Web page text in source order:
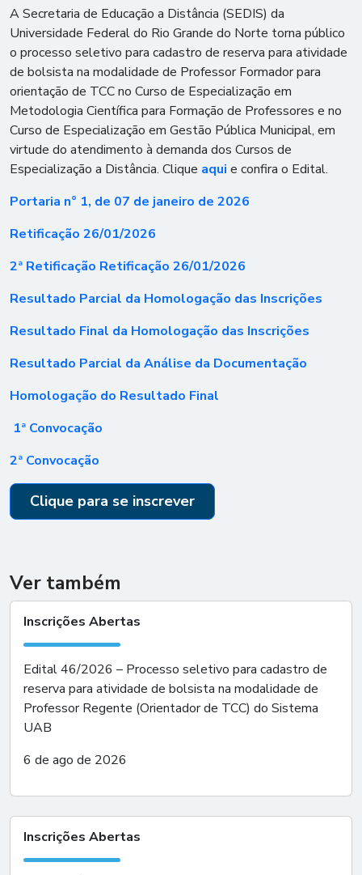
A Secretaria de Educação a Distância (SEDIS) da
Universidade Federal do Rio Grande do Norte torna público
o processo seletivo para cadastro de reserva para atividade
de bolsista na modalidade de Professor Formador para
orientação de TCC no Curso de Especialização em
Metodologia Científica para Formação de Professores e no
Curso de Especialização em Gestão Pública Municipal, em
virtude do atendimento à demanda dos Cursos de
Especialização a Distância. Clique aqui e confira o Edital.
Portaria n° 1, de 07 de janeiro de 2026
Retificação 26/01/2026
2ª Retificação Retificação 26/01/2026
Resultado Parcial da Homologação das Inscrições
Resultado Final da Homologação das Inscrições
Resultado Parcial da Análise da Documentação
Homologação do Resultado Final
1ª Convocação
2ª Convocação
Clique para se inscrever
Ver também
Inscrições Abertas
Edital 46/2026 – Processo seletivo para cadastro de
reserva para atividade de bolsista na modalidade de
Professor Regente (Orientador de TCC) do Sistema
UAB
6 de ago de 2026
Inscrições Abertas